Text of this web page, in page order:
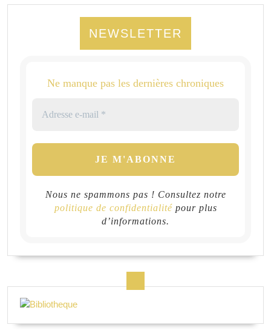
NEWSLETTER
Ne manque pas les dernières chroniques
Nous ne spammons pas ! Consultez notre
politique de confidentialitépour plus
d’informations.